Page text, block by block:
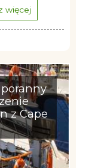
więcej
z Cape